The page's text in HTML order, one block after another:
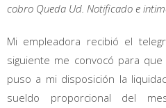
cobro Queda Ud. Notificado e
Mi empleadora recibió el
siguiente me convocó para
puso a mi disposición la
sueldo proporcional del